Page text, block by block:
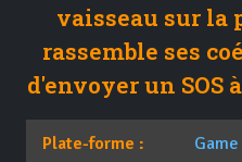
vaisseau sur la
rassemble ses
d'envoyer un SOS
Plate-forme :